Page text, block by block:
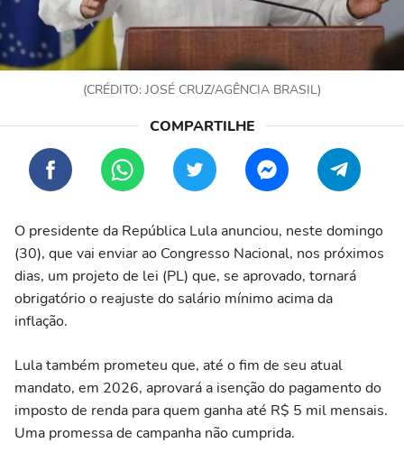
(CRÉDITO: JOSÉ CRUZ/AGÊNCIA BRASIL)
O presidente da República Lula anunciou, neste domingo
(30), que vai enviar ao Congresso Nacional, nos próximos
dias, um projeto de lei (PL) que, se aprovado, tornará
obrigatório o reajuste do salário mínimo acima da
inflação.
Lula também prometeu que, até o fim de seu atual
mandato, em 2026, aprovará a isenção do pagamento do
imposto de renda para quem ganha até R$ 5 mil mensais.
Uma promessa de campanha não cumprida.